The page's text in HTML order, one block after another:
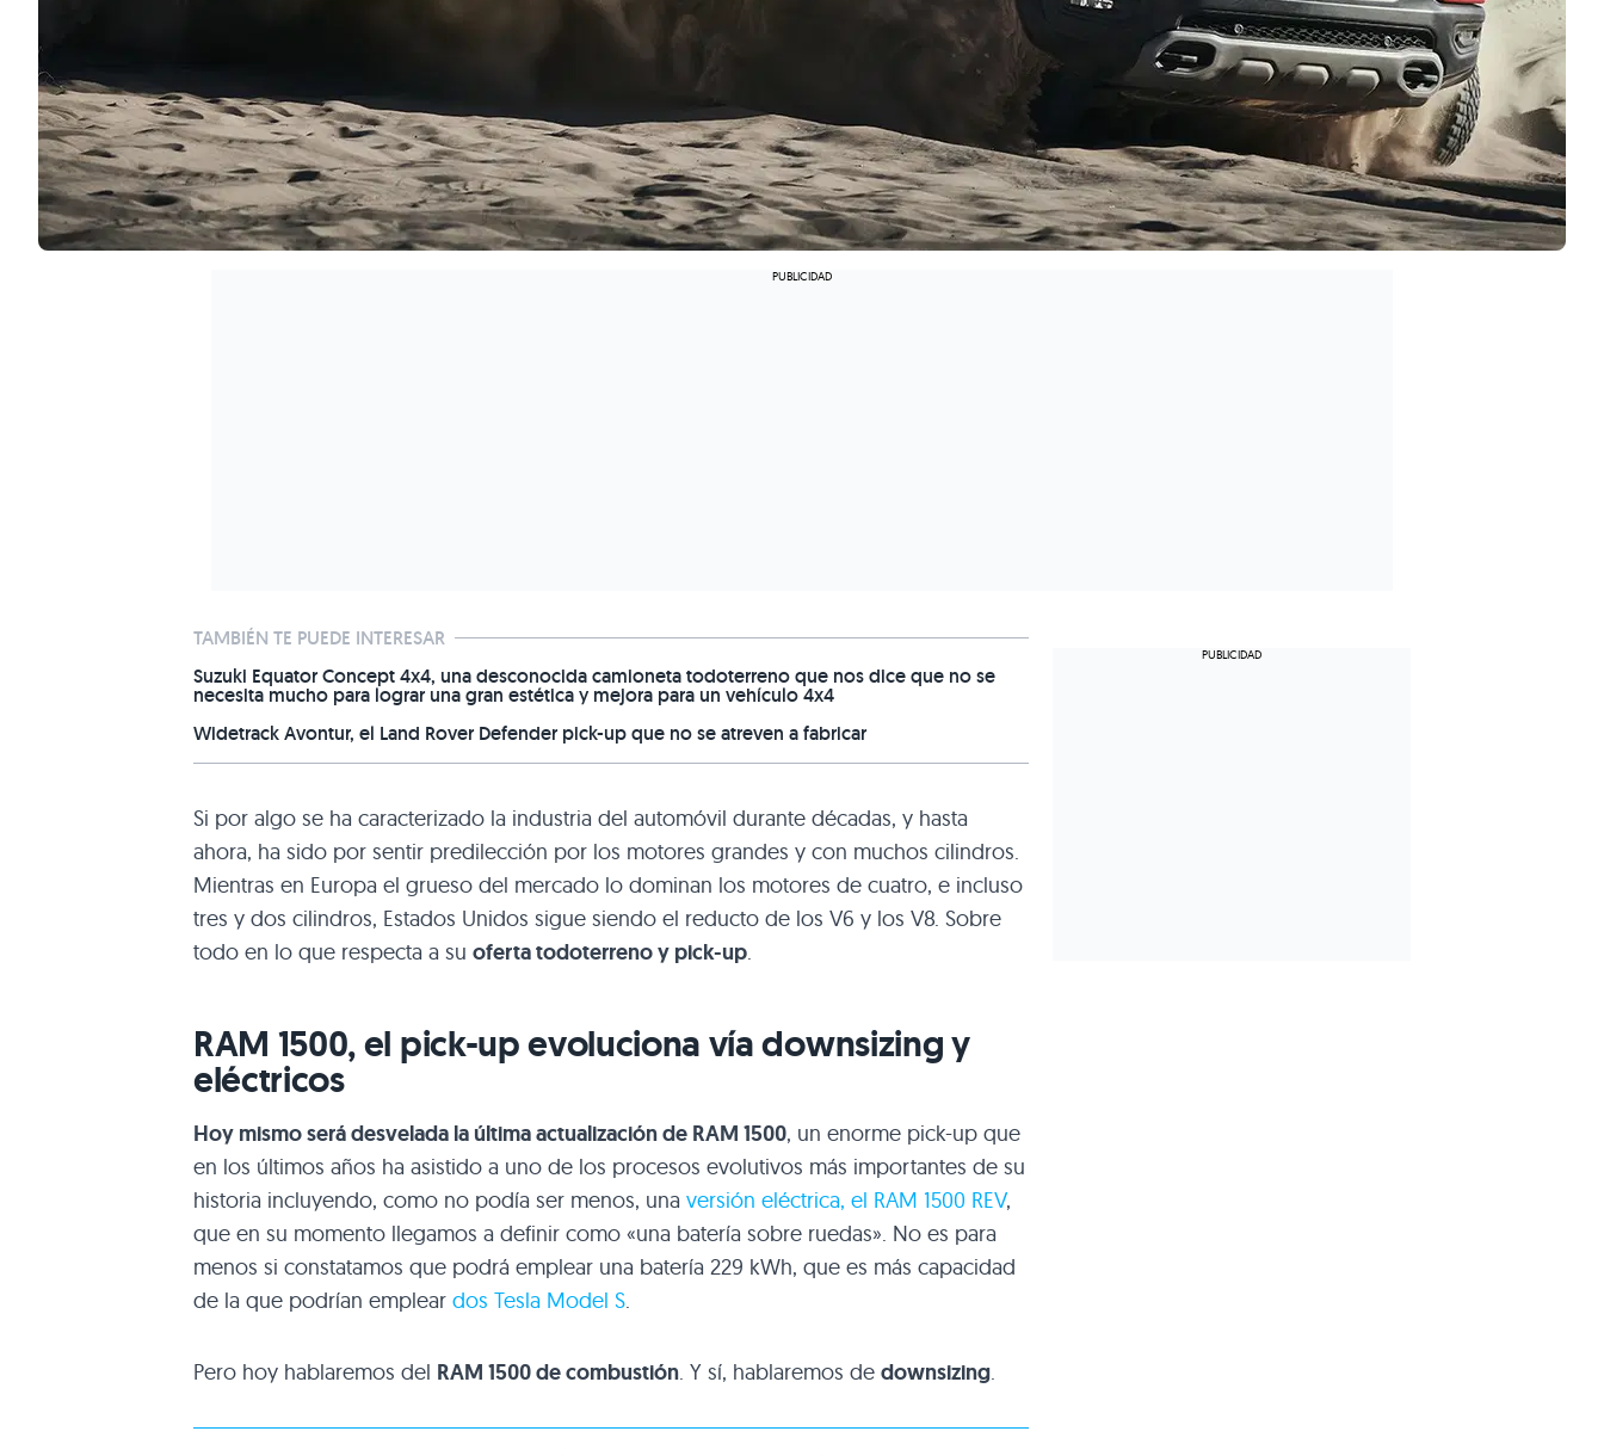
TAMBIÉN TE PUEDE INTERESAR
Suzuki Equator Concept 4x4, una desconocida camioneta todoterreno que nos dice que no se
necesita mucho para lograr una gran estética y mejora para un vehículo 4x4
Widetrack Avontur, el Land Rover Defender pick-up que no se atreven a fabricar
Si por algo se ha caracterizado la industria del automóvil durante décadas, y hasta
ahora, ha sido por sentir predilección por los motores grandes y con muchos cilindros.
Mientras en Europa el grueso del mercado lo dominan los motores de cuatro, e incluso
tres y dos cilindros, Estados Unidos sigue siendo el reducto de los V6 y los V8. Sobre
todo en lo que respecta a su oferta todoterreno y pick-up.
RAM 1500, el pick-up evoluciona vía downsizing y
eléctricos
Hoy mismo será desvelada la última actualización de RAM 1500, un enorme pick-up que
en los últimos años ha asistido a uno de los procesos evolutivos más importantes de su
historia incluyendo, como no podía ser menos, una versión eléctrica, el RAM 1500 REV,
que en su momento llegamos a definir como «una batería sobre ruedas». No es para
menos si constatamos que podrá emplear una batería 229 kWh, que es más capacidad
de la que podrían emplear dos Tesla Model S.
Pero hoy hablaremos del RAM 1500 de combustión. Y sí, hablaremos de downsizing.